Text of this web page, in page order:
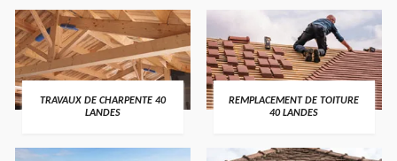
TRAVAUX DE CHARPENTE 40
LANDES
REMPLACEMENT DE TOITURE
40 LANDES